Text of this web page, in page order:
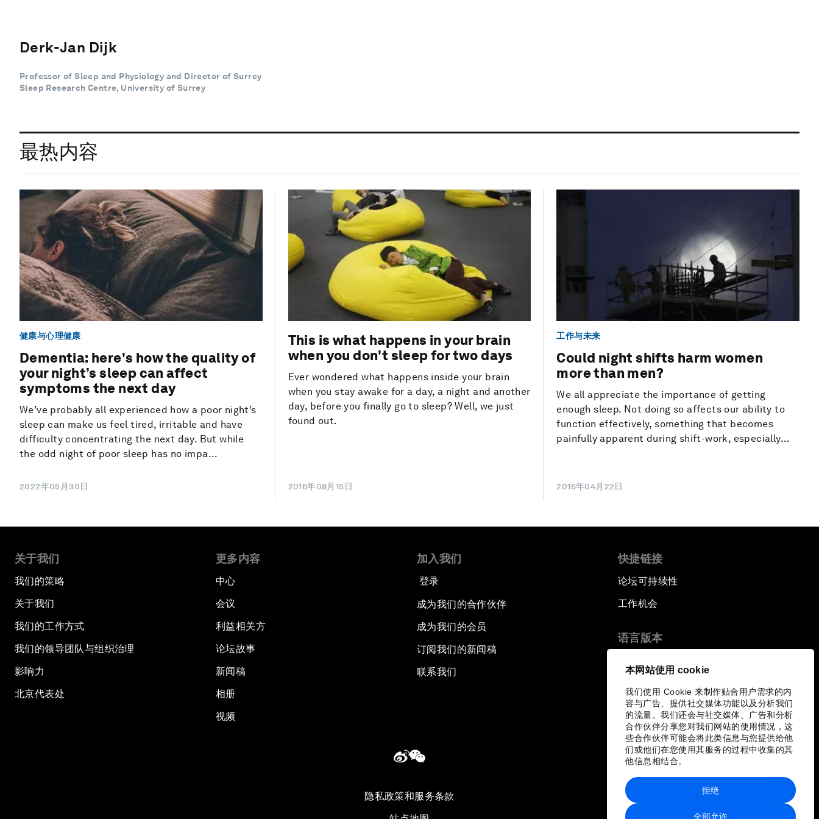
本网站使用 cookie
我们使用 Cookie 来制作贴合用户需求的内
容与广告、提供社交媒体功能以及分析我们
的流量。我们还会与社交媒体、广告和分析
合作伙伴分享您对我们网站的使用情况，这
些合作伙伴可能会将此类信息与您提供给他
们或他们在您使用其服务的过程中收集的其
他信息相结合。
全部允许
拒绝
Derk-Jan Dijk
Professor of Sleep and Physiology and Director of Surrey
Sleep Research Centre, University of Surrey
最热内容
健康与心理健康
Dementia: here's how the quality of
your night’s sleep can affect
symptoms the next day
We’ve probably all experienced how a poor night’s
sleep can make us feel tired, irritable and have
difficulty concentrating the next day. But while
the odd night of poor sleep has no impa...
2022年05月30日
This is what happens in your brain
when you don't sleep for two days
Ever wondered what happens inside your brain
when you stay awake for a day, a night and another
day, before you finally go to sleep? Well, we just
found out.
2016年08月15日
工作与未来
Could night shifts harm women
more than men?
We all appreciate the importance of getting
enough sleep. Not doing so affects our ability to
function effectively, something that becomes
painfully apparent during shift-work, especially...
2016年04月22日
关于我们
我们的策略
关于我们
我们的工作方式
我们的领导团队与组织治理
影响力
北京代表处
更多内容
中心
会议
利益相关方
论坛故事
新闻稿
相册
视频
加入我们
登录
成为我们的合作伙伴
成为我们的会员
订阅我们的新闻稿
联系我们
快捷链接
论坛可持续性
工作机会
语言版本
隐私政策和服务条款